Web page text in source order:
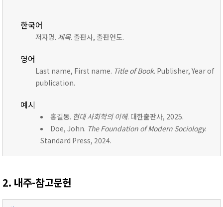
한국어
저자명. 제목. 출판사, 출판연도.
영어
Last name, First name. Title of Book. Publisher, Year of
publication.
예시
홍길동. 현대 사회학의 이해. 대한출판사, 2025.
Doe, John. The Foundation of Modern Sociology.
Standard Press, 2024.
2. 내주-참고문헌